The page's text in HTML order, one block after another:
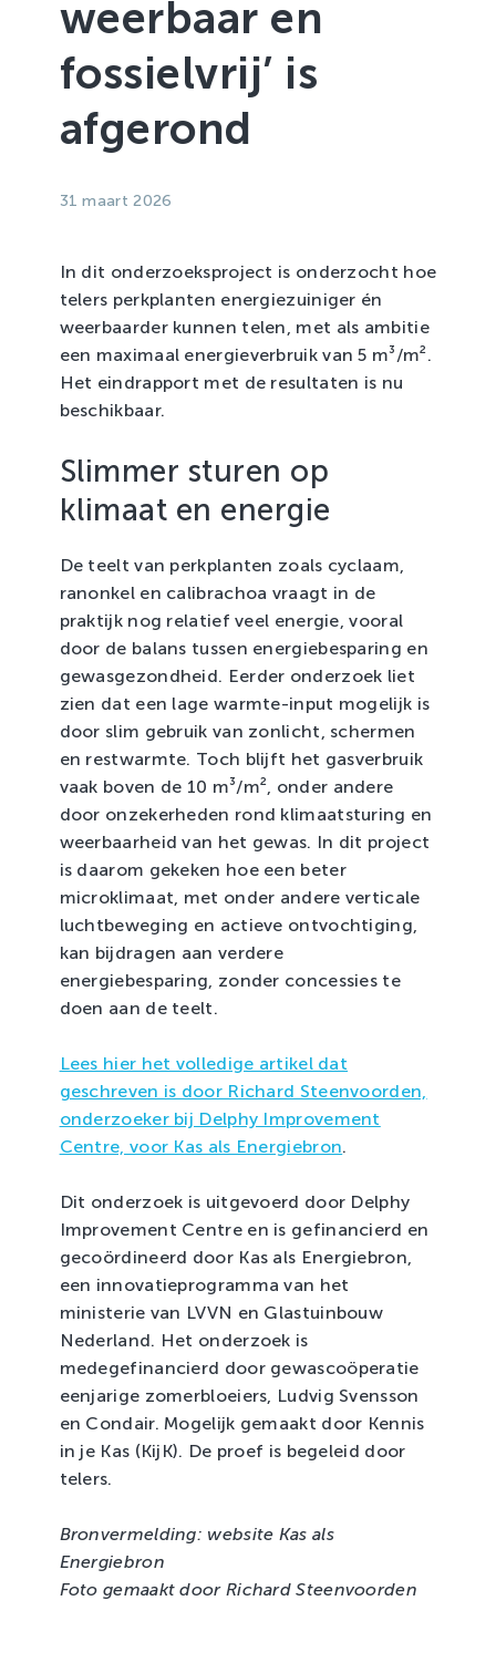
Zachtfruit
weerbaar en
fossielvrij’ is
afgerond
31 maart 2026
In dit onderzoeksproject is onderzocht hoe
telers perkplanten energiezuiniger én
weerbaarder kunnen telen, met als ambitie
een maximaal energieverbruik van 5 m³/m².
Het eindrapport met de resultaten is nu
beschikbaar.
Slimmer sturen op
klimaat en energie
De teelt van perkplanten zoals cyclaam,
ranonkel en calibrachoa vraagt in de
praktijk nog relatief veel energie, vooral
door de balans tussen energiebesparing en
gewasgezondheid. Eerder onderzoek liet
zien dat een lage warmte-input mogelijk is
door slim gebruik van zonlicht, schermen
en restwarmte. Toch blijft het gasverbruik
vaak boven de 10 m³/m², onder andere
door onzekerheden rond klimaatsturing en
weerbaarheid van het gewas. In dit project
is daarom gekeken hoe een beter
microklimaat, met onder andere verticale
luchtbeweging en actieve ontvochtiging,
kan bijdragen aan verdere
energiebesparing, zonder concessies te
doen aan de teelt.
Lees hier het volledige artikel dat
geschreven is door Richard Steenvoorden,
onderzoeker bij Delphy Improvement
Centre, voor Kas als Energiebron.
Dit onderzoek is uitgevoerd door Delphy
Improvement Centre en is gefinancierd en
gecoördineerd door Kas als Energiebron,
een innovatieprogramma van het
ministerie van LVVN en Glastuinbouw
Nederland. Het onderzoek is
medegefinancierd door gewascoöperatie
eenjarige zomerbloeiers, Ludvig Svensson
en Condair. Mogelijk gemaakt door Kennis
in je Kas (KijK). De proef is begeleid door
telers.
Bronvermelding: website Kas als
Energiebron
Foto gemaakt door Richard Steenvoorden